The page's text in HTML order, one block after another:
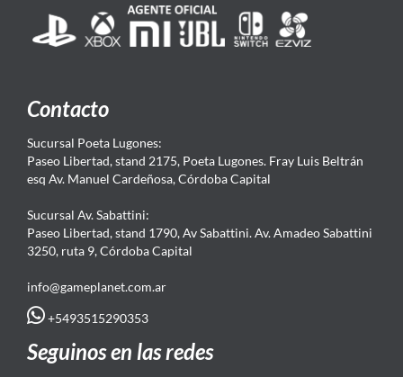
Contacto
Sucursal Poeta Lugones:
Paseo Libertad, stand 2175, Poeta Lugones. Fray Luis Beltrán
esq Av. Manuel Cardeñosa, Córdoba Capital
Sucursal Av. Sabattini:
Paseo Libertad, stand 1790, Av Sabattini. Av. Amadeo Sabattini
3250, ruta 9, Córdoba Capital
info@gameplanet.com.ar
+5493515290353
Seguinos en las redes